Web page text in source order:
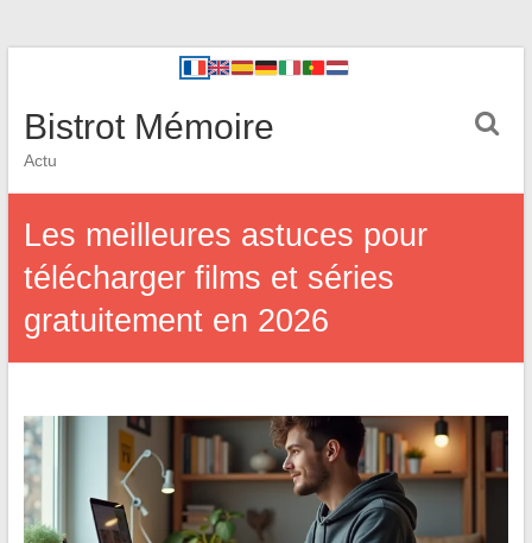
Bistrot Mémoire
Actu
Les meilleures astuces pour
télécharger films et séries
gratuitement en 2026